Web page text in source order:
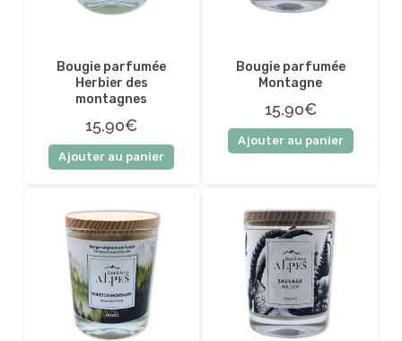
Bougie parfumée
Herbier des
montagnes
15,90€
Ajouter au panier
Bougie parfumée
Montagne
15,90€
Ajouter au panier